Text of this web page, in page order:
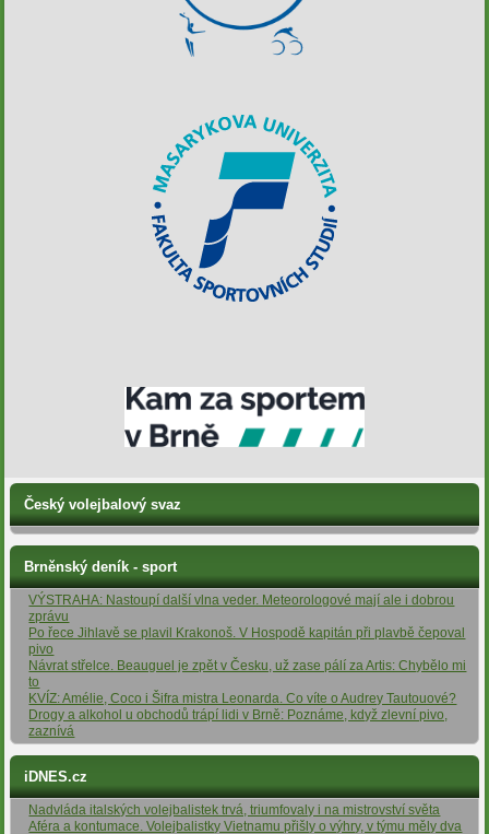
Český volejbalový svaz
Brněnský deník - sport
VÝSTRAHA: Nastoupí další vlna veder. Meteorologové mají ale i dobrou
zprávu
Po řece Jihlavě se plavil Krakonoš. V Hospodě kapitán při plavbě čepoval
pivo
Návrat střelce. Beauguel je zpět v Česku, už zase pálí za Artis: Chybělo mi
to
KVÍZ: Amélie, Coco i Šifra mistra Leonarda. Co víte o Audrey Tautouové?
Drogy a alkohol u obchodů trápí lidi v Brně: Poznáme, když zlevní pivo,
zaznívá
iDNES.cz
Nadvláda italských volejbalistek trvá, triumfovaly i na mistrovství světa
Aféra a kontumace. Volejbalistky Vietnamu přišly o výhry, v týmu měly dva